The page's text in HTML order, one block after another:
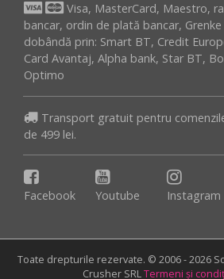
Visa, MasterCard, Maestro,
bancar, ordin de plată bancar,
dobândă prin: Smart BT, Credit
Card Avantaj, Alpha bank, Star BT,
Optimo
Transport gratuit pentru
de 499 lei.
Facebook Youtube Instagram
Toate drepturile rezervate. © 2006 - 2026
Crusher SRLTermeni și